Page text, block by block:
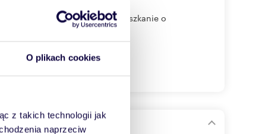
O plikach cookies
z takich technologii jak
naprzeciw
przestronne i funkcjonalne mieszkanie o